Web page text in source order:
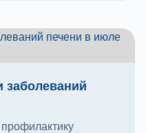
заболеваний